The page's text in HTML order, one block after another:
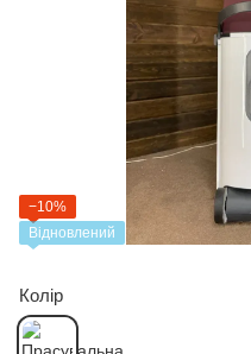
−10%
Відновлений
Колір